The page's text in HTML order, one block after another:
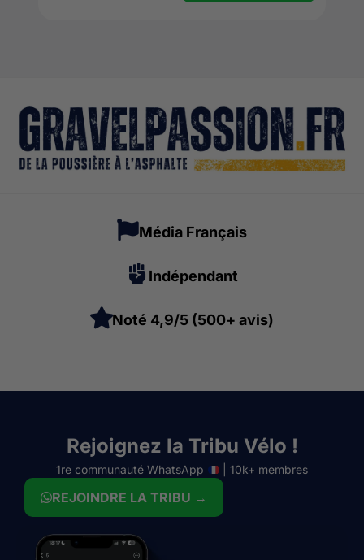
Média Français
Indépendant
Noté 4,9/5 (500+ avis)
Rejoignez la Tribu Vélo !
1re communauté WhatsApp | 10k+ membres
REJOINDRE LA TRIBU →